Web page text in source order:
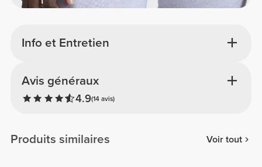
Info et Entretien
Avis généraux
4.9(14 avis)
Produits similaires Voir tout